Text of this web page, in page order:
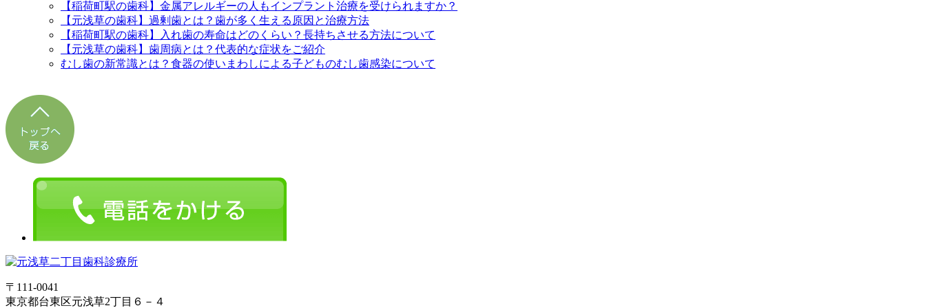
【稲荷町駅の歯科】金属アレルギーの人もインプラント治療を受けられますか？
【元浅草の歯科】過剰歯とは？歯が多く生える原因と治療方法
【稲荷町駅の歯科】入れ歯の寿命はどのくらい？長持ちさせる方法について
【元浅草の歯科】歯周病とは？代表的な症状をご紹介
むし歯の新常識とは？食器の使いまわしによる子どものむし歯感染について
〒111-0041
東京都台東区元浅草2丁目６－４